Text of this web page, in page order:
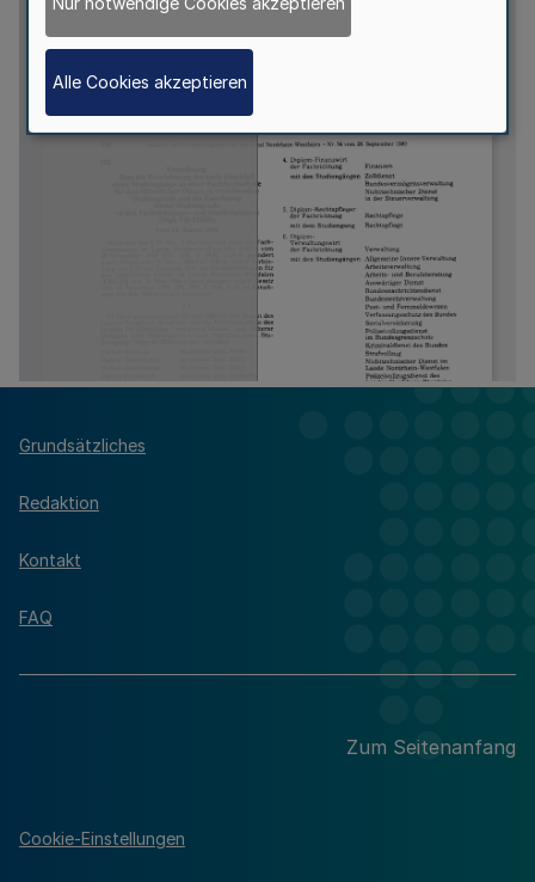
Grundsätzliches
Redaktion
Kontakt
FAQ
Zum Seitenanfang
Cookie-Einstellungen
Alle Cookies akzeptieren